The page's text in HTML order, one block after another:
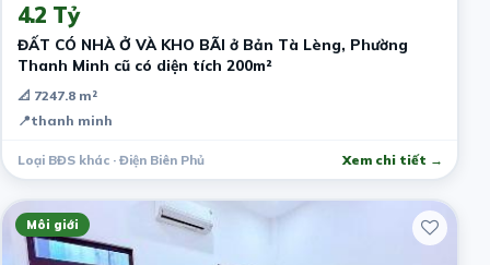
4.2 Tỷ
ĐẤT CÓ NHÀ Ở VÀ KHO BÃI ở Bản Tà Lèng, Phường
Thanh Minh cũ có diện tích 200m²
📐 7247.8 m²
📍thanh minh
Loại BĐS khác · Điện Biên Phủ Xem chi tiết →
Môi giới